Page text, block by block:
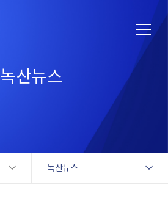
녹산뉴스
녹산뉴스